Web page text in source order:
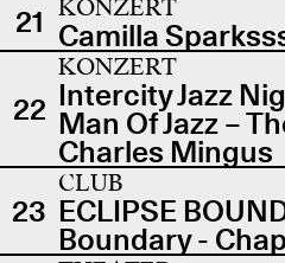
21 KONZERT
Camilla
22
KONZERT
Intercity Jazz
Man Of Jazz –
Charles Mingus
23
CLUB
ECLIPSE
Boundary -